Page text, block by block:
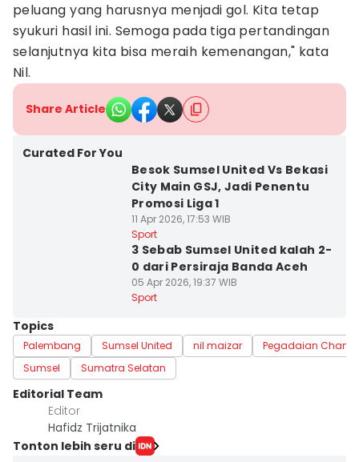
peluang yang harusnya menjadi gol. Kita tetap
syukuri hasil ini. Semoga pada tiga pertandingan
selanjutnya kita bisa meraih kemenangan," kata
Nil.
Share Article
Curated For You
Besok Sumsel United Vs Bekasi
City Main GSJ, Jadi Penentu
Promosi Liga 1
11 Apr 2026, 17:53 WIB
Sport
3 Sebab Sumsel United kalah 2-
0 dari Persiraja Banda Aceh
05 Apr 2026, 19:37 WIB
Sport
Topics
Palembang Sumsel United nil maizar
Pegadaian
Sumsel
Sumatra Selatan
Editorial Team
Editor
Hafidz Trijatnika
Tonton lebih seru di